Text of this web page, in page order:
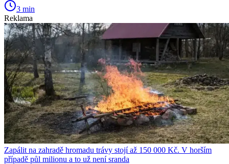
3 min
Reklama
Zapálit na zahradě hromadu trávy stojí až 150 000 Kč. V horším
případě půl milionu a to už není sranda